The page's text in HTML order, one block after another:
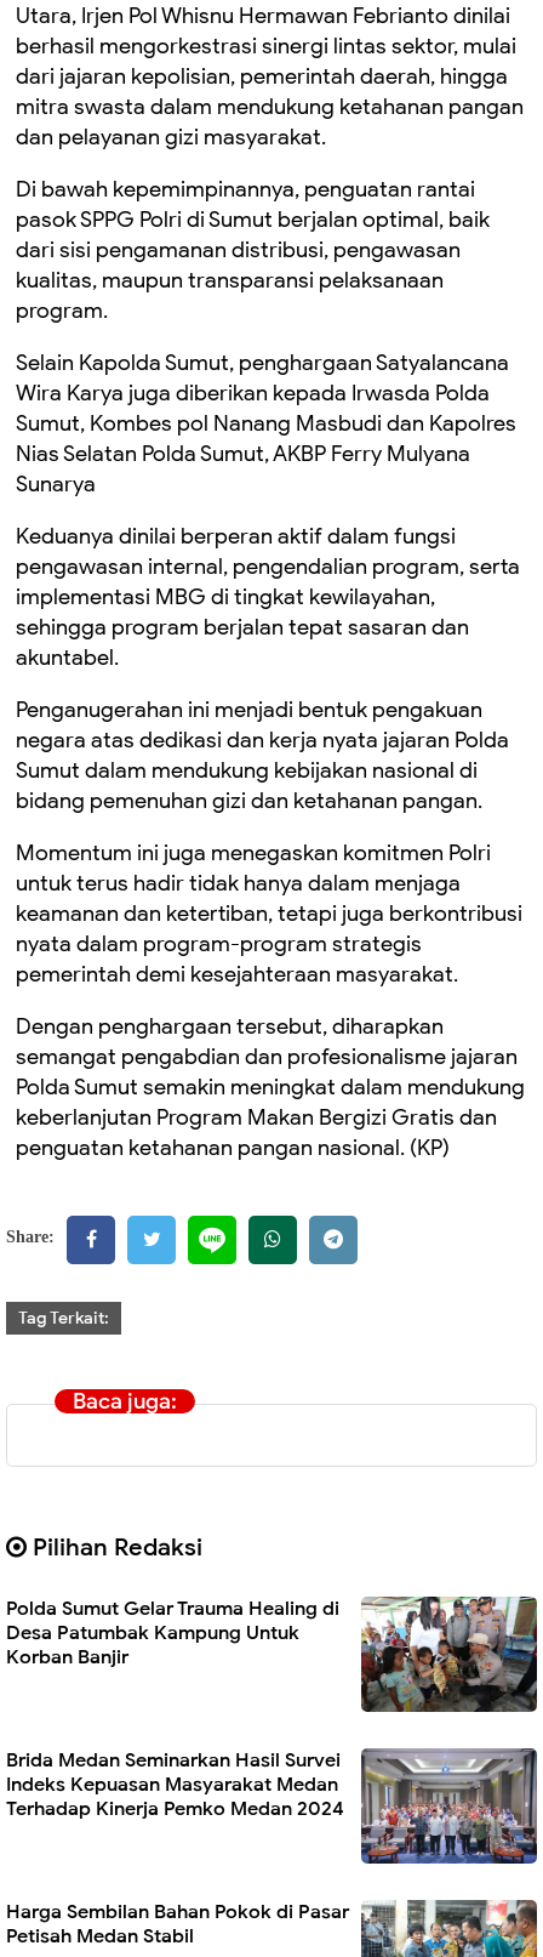
Utara, Irjen Pol Whisnu Hermawan Febrianto dinilai
berhasil mengorkestrasi sinergi lintas sektor, mulai
dari jajaran kepolisian, pemerintah daerah, hingga
mitra swasta dalam mendukung ketahanan pangan
dan pelayanan gizi masyarakat.
Di bawah kepemimpinannya, penguatan rantai
pasok SPPG Polri di Sumut berjalan optimal, baik
dari sisi pengamanan distribusi, pengawasan
kualitas, maupun transparansi pelaksanaan
program.
Selain Kapolda Sumut, penghargaan Satyalancana
Wira Karya juga diberikan kepada Irwasda Polda
Sumut, Kombes pol Nanang Masbudi dan Kapolres
Nias Selatan Polda Sumut, AKBP Ferry Mulyana
Sunarya
Keduanya dinilai berperan aktif dalam fungsi
pengawasan internal, pengendalian program, serta
implementasi MBG di tingkat kewilayahan,
sehingga program berjalan tepat sasaran dan
akuntabel.
Penganugerahan ini menjadi bentuk pengakuan
negara atas dedikasi dan kerja nyata jajaran Polda
Sumut dalam mendukung kebijakan nasional di
bidang pemenuhan gizi dan ketahanan pangan.
Momentum ini juga menegaskan komitmen Polri
untuk terus hadir tidak hanya dalam menjaga
keamanan dan ketertiban, tetapi juga berkontribusi
nyata dalam program-program strategis
pemerintah demi kesejahteraan masyarakat.
Dengan penghargaan tersebut, diharapkan
semangat pengabdian dan profesionalisme jajaran
Polda Sumut semakin meningkat dalam mendukung
keberlanjutan Program Makan Bergizi Gratis dan
penguatan ketahanan pangan nasional. (KP)
Share:
Tag Terkait:
Baca juga:
Pilihan Redaksi
Polda Sumut Gelar Trauma Healing di
Desa Patumbak Kampung Untuk
Korban Banjir
Brida Medan Seminarkan Hasil Survei
Indeks Kepuasan Masyarakat Medan
Terhadap Kinerja Pemko Medan 2024
Harga Sembilan Bahan Pokok di Pasar
Petisah Medan Stabil